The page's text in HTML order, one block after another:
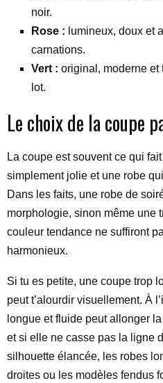
noir.
Rose : lumineux, doux et
carnations.
Vert : original, moderne et
lot.
Le choix de la coupe
La coupe est souvent ce qui
simplement jolie et une robe
Dans les faits, une robe de
morphologie, sinon même une
couleur tendance ne suffiront
harmonieux.
Si tu es petite, une coupe trop
peut t’alourdir visuellement. À
longue et fluide peut allonger
et si elle ne casse pas la ligne
silhouette élancée, les robes
droites ou les modèles fendus